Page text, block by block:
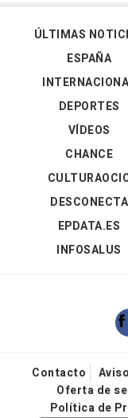
ÚLTIMAS
ESPAÑA
DEPORTES
VÍDEOS
CHANCE
DESCONECTA
EPDATA.ES
INFOSALUS
Contacto
Oferta de
Política de